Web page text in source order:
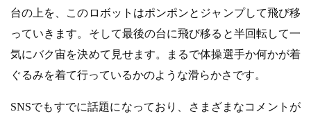
台の上を、このロボットはポンポンとジャンプして飛び移
っていきます。そして最後の台に飛び移ると半回転して一
気にバク宙を決めて見せます。まるで体操選手か何かが着
ぐるみを着て行っているかのような滑らかさです。
SNSでもすでに話題になっており、さまざまなコメントが